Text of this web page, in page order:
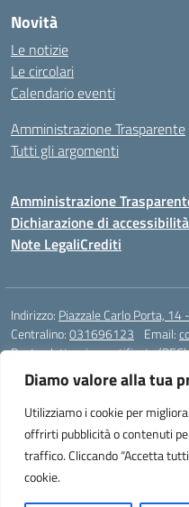
Diamo valore alla tua
Utilizziamo i cookie per
offrirti pubblicità o contenuti
traffico. Cliccando “Accetta
cookie.
Novità
Le notizie
Le circolari
Calendario eventi
Amministrazione Trasparente
Tutti gli argomenti
Amministrazione
Dichiarazione di accessibilità
Note LegaliCrediti
Indirizzo: Piazzale Carlo Porta, 14
Centralino:031696123 Email:
Posta elettronica certificata
Codice fiscale: 82002040135
Codice meccanografico:
Codice unico di fatturazione